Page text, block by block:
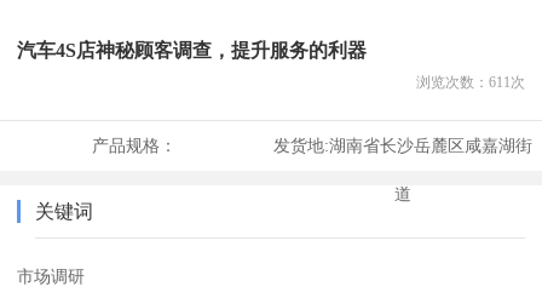
汽车4S店神秘顾客调查，提升服务的利器
浏览次数： 611次
产品规格： 发货地:湖南省长沙岳麓区咸嘉湖街
道
关键词
市场调研